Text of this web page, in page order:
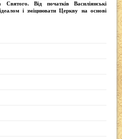
Від початків Василіянські
і зміцнювати Церкву на основі